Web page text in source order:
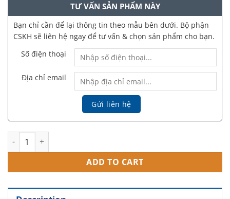
TƯ VẤN SẢN PHẨM NÀY
Bạn chỉ cần để lại thông tin theo mẫu bên dưới. Bộ phận
CSKH sẽ liên hệ ngay để tư vấn & chọn sản phẩm cho bạn.
Số điện thoại
Địa chỉ email
RRS® HA Whitening - Tinh chất tiêm meso làm trắng, điều trị
ADD TO CART